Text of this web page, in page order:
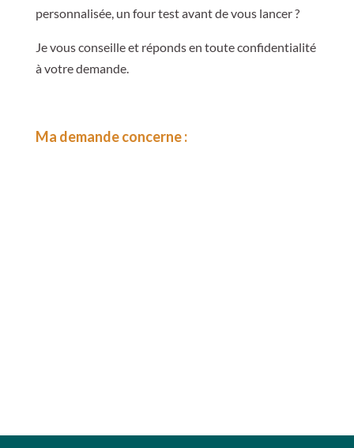
personnalisée, un four test avant de vous lancer ?
Je vous conseille et réponds en toute confidentialité
à votre demande.
Ma demande concerne :